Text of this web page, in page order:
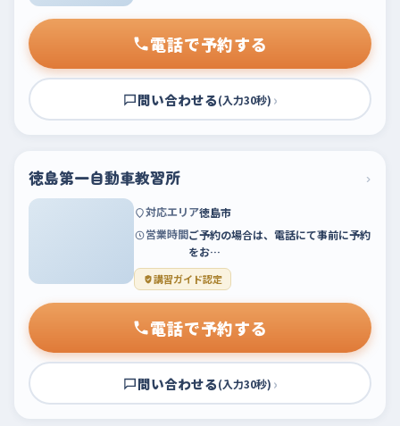
電話で予約する
問い合わせる(入力30秒) ›
徳島第一自動車教習所 ›
対応エリア徳島市
営業時間ご予約の場合は、電話にて事前に予約
をお…
講習ガイド認定
電話で予約する
問い合わせる(入力30秒) ›